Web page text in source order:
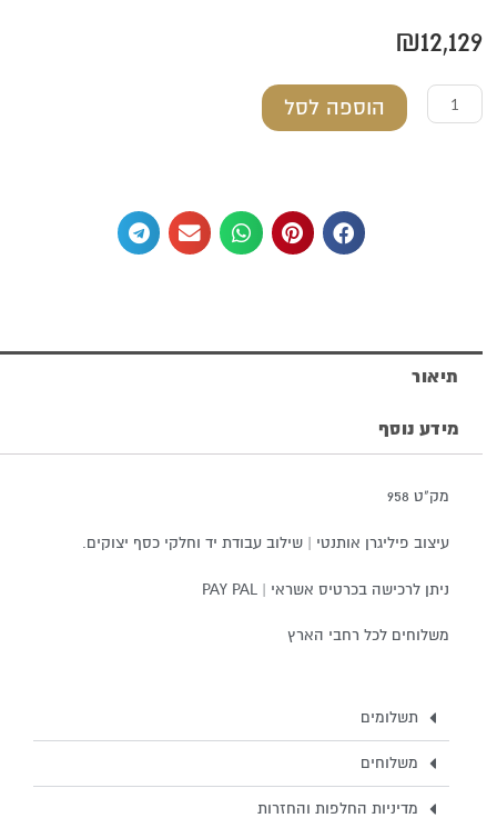
₪12,129
הוספה לסל
תיאור
מידע נוסף
מק"ט 958
עיצוב פיליגרן אותנטי | שילוב עבודת יד וחלקי כסף יצוקים.
ניתן לרכישה בכרטיס אשראי | PAY PAL
משלוחים לכל רחבי הארץ
תשלומים
משלוחים
מדיניות החלפות והחזרות